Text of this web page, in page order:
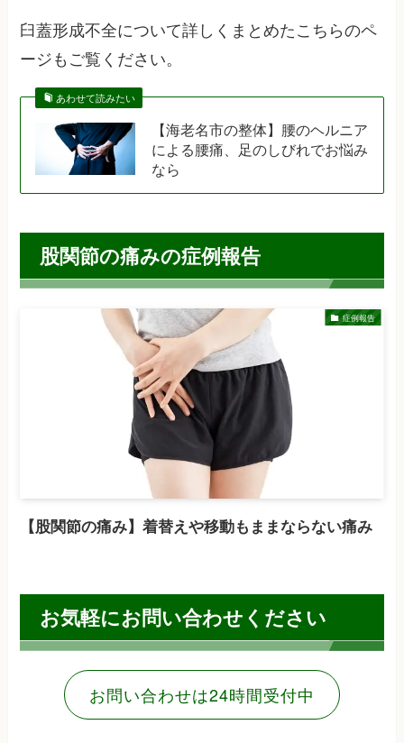
臼蓋形成不全について詳しくまとめたこちらのペ
ージもご覧ください。
あわせて読みたい
【海老名市の整体】腰のヘルニア
による腰痛、足のしびれでお悩み
なら
股関節の痛みの症例報告
症例報告
【股関節の痛み】着替えや移動もままならない痛み
お気軽にお問い合わせください
お問い合わせは24時間受付中